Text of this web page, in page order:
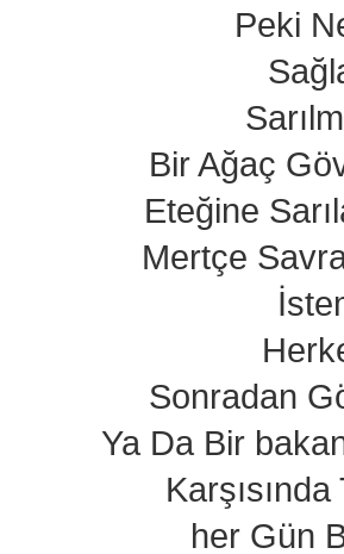
Peki
Bir Ağaç
Eteğine
Mertçe
Sonradan
Ya Da Bir
her Gün